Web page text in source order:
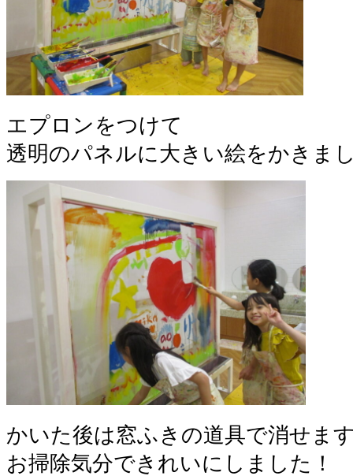
エプロンをつけて
透明のパネルに大きい絵をかきま
かいた後は窓ふきの道具で消せま
お掃除気分できれいにしました！